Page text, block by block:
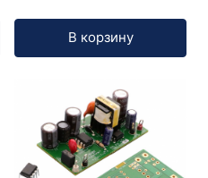
В корзину